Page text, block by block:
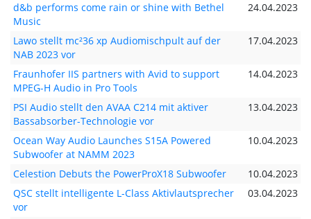
d&b performs come rain or shine with Bethel
Music
24.04.2023
Lawo stellt mc²36 xp Audiomischpult auf der
NAB 2023 vor
17.04.2023
Fraunhofer IIS partners with Avid to support
MPEG-H Audio in Pro Tools
14.04.2023
PSI Audio stellt den AVAA C214 mit aktiver
Bassabsorber-Technologie vor
13.04.2023
Ocean Way Audio Launches S15A Powered
Subwoofer at NAMM 2023
10.04.2023
Celestion Debuts the PowerProX18 Subwoofer
10.04.2023
QSC stellt intelligente L-Class Aktivlautsprecher
vor
03.04.2023